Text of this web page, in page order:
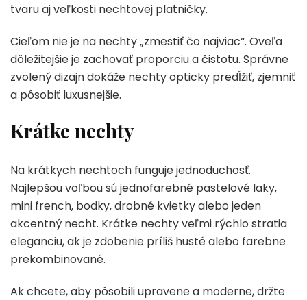
tvaru aj veľkosti nechtovej platničky.
Cieľom nie je na nechty „zmestiť čo najviac“. Oveľa
dôležitejšie je zachovať proporciu a čistotu. Správne
zvolený dizajn dokáže nechty opticky predĺžiť, zjemniť
a pôsobiť luxusnejšie.
Krátke nechty
Na krátkych nechtoch funguje jednoduchosť.
Najlepšou voľbou sú jednofarebné pastelové laky,
mini french, bodky, drobné kvietky alebo jeden
akcentný necht. Krátke nechty veľmi rýchlo stratia
eleganciu, ak je zdobenie príliš husté alebo farebne
prekombinované.
Ak chcete, aby pôsobili upravene a moderne, držte